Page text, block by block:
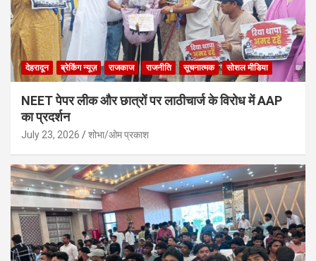
देहरादून ब्रेकिंग न्यूज़ राजकाज राजनीति सूचनात्मक सोशल मीडिया
NEET पेपर लीक और छात्रों पर लाठीचार्ज के विरोध में AAP
का प्रदर्शन
July 23, 2026 शोभा/ओम प्रकाश